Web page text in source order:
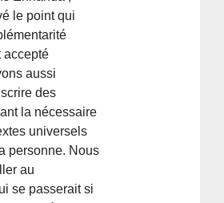
le point qui
accepté
aussi
des
la nécessaire
universels
personne. Nous
au
se passerait si